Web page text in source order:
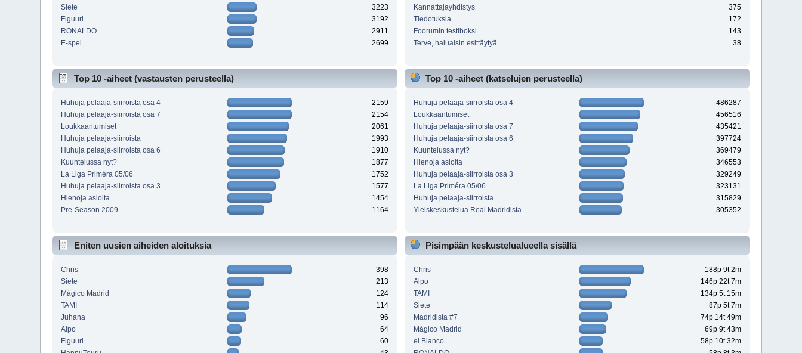
Siete
3223
Figuuri
3192
RONALDO
2911
E-spel
2699
Kannattajayhdistys
375
Tiedotuksia
172
Foorumin testiboksi
143
Terve, haluaisin esittäytyä
38
Top 10 -aiheet (vastausten perusteella)
Huhuja pelaaja-siirroista osa 4
2159
Huhuja pelaaja-siirroista osa 7
2154
Loukkaantumiset
2061
Huhuja pelaaja-siirroista
1993
Huhuja pelaaja-siirroista osa 6
1910
Kuuntelussa nyt?
1877
La Liga Priméra 05/06
1752
Huhuja pelaaja-siirroista osa 3
1577
Hienoja asioita
1454
Pre-Season 2009
1164
Top 10 -aiheet (katselujen perusteella)
Huhuja pelaaja-siirroista osa 4
486287
Loukkaantumiset
456516
Huhuja pelaaja-siirroista osa 7
435421
Huhuja pelaaja-siirroista osa 6
397724
Kuuntelussa nyt?
369479
Hienoja asioita
346553
Huhuja pelaaja-siirroista osa 3
329249
La Liga Priméra 05/06
323131
Huhuja pelaaja-siirroista
315829
Yleiskeskustelua Real Madridista
305352
Eniten uusien aiheiden aloituksia
Chris
398
Siete
213
Mágico Madrid
124
TAMI
114
Juhana
96
Alpo
64
Figuuri
60
Pisimpään keskustelualueella sisällä
Chris
188p 9t 2m
Alpo
146p 22t 7m
TAMI
134p 5t 15m
Siete
87p 5t 7m
Madridista #7
74p 14t 49m
Mágico Madrid
69p 9t 43m
el Blanco
58p 10t 32m